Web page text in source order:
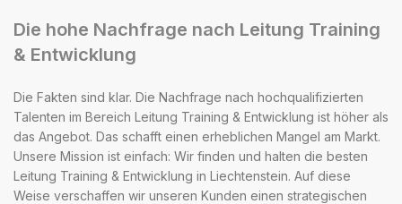
Die hohe Nachfrage nach Leitung Training
& Entwicklung
Die Fakten sind klar. Die Nachfrage nach hochqualifizierten
Talenten im Bereich Leitung Training & Entwicklung ist höher als
das Angebot. Das schafft einen erheblichen Mangel am Markt.
Unsere Mission ist einfach: Wir finden und halten die besten
Leitung Training & Entwicklung in Liechtenstein. Auf diese
Weise verschaffen wir unseren Kunden einen strategischen